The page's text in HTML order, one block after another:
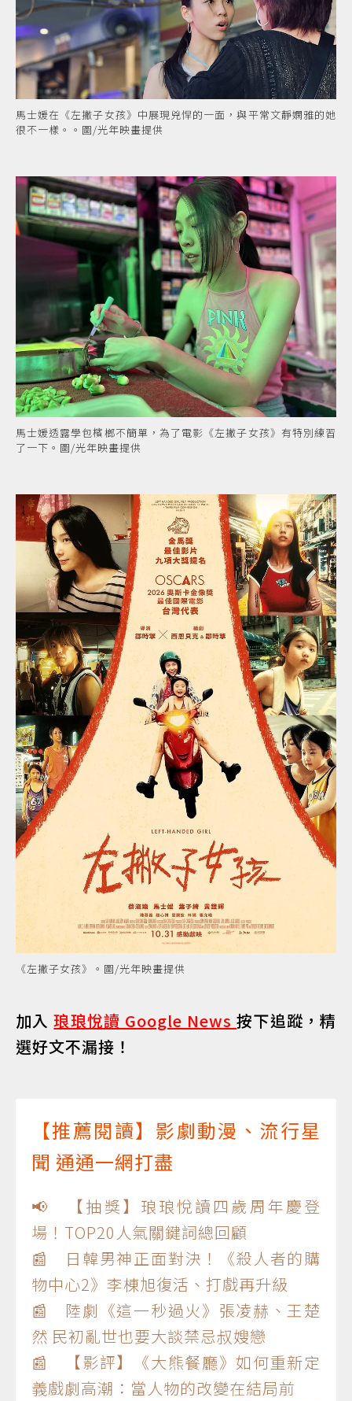
馬士媛在《左撇子女孩》中展現兇悍的一面，與平常文靜嫻雅的她
很不一樣。。圖/光年映畫提供
馬士媛透露學包檳榔不簡單，為了電影《左撇子女孩》有特別練習
了一下。圖/光年映畫提供
《左撇子女孩》。圖/光年映畫提供
加入琅琅悅讀 Google News按下追蹤，精
選好文不漏接！
【推薦閱讀】影劇動漫、流行星
聞 通通一網打盡
📢 【抽獎】琅琅悅讀四歲周年慶登
場！TOP20人氣關鍵詞總回顧
📰 日韓男神正面對決！《殺人者的購
物中心2》李棟旭復活、打戲再升級
📰 陸劇《這一秒過火》張凌赫、王楚
然 民初亂世也要大談禁忌叔嫂戀
📰 【影評】《大熊餐廳》如何重新定
義戲劇高潮：當人物的改變在結局前